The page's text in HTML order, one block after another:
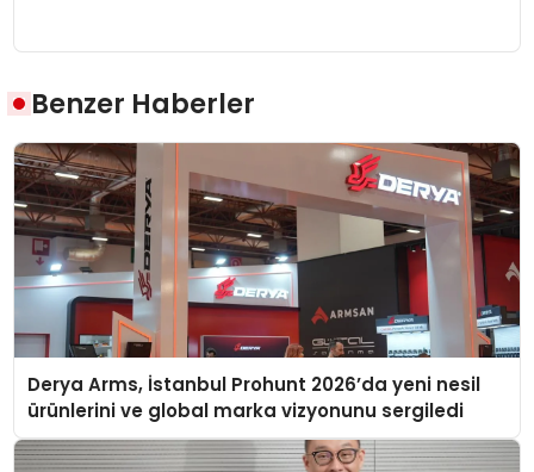
Benzer Haberler
Derya Arms, İstanbul Prohunt 2026’da yeni nesil
ürünlerini ve global marka vizyonunu sergiledi